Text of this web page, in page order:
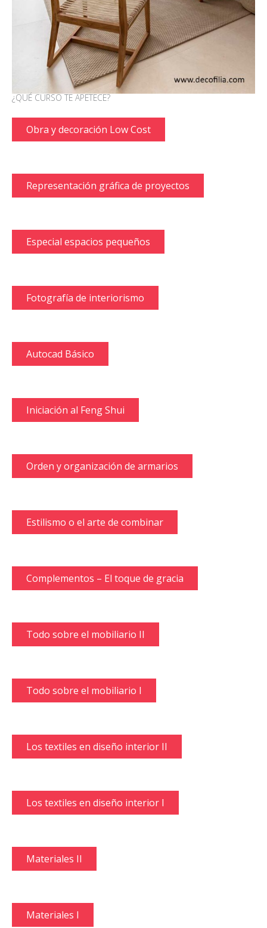
¿QUÉ CURSO TE APETECE?
Obra y decoración Low Cost
Representación gráfica de proyectos
Especial espacios pequeños
Fotografía de interiorismo
Autocad Básico
Iniciación al Feng Shui
Orden y organización de armarios
Estilismo o el arte de combinar
Complementos – El toque de gracia
Todo sobre el mobiliario II
Todo sobre el mobiliario I
Los textiles en diseño interior II
Los textiles en diseño interior I
Materiales II
Materiales I